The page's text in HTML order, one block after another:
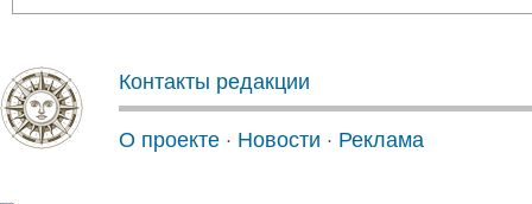
Контакты редакции
О проекте · Новости · Реклама